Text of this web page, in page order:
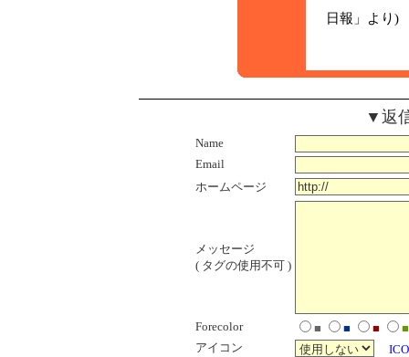
日報」より)
▼返
Name
Email
ホームページ
メッセージ
( タグの使用不可 )
Forecolor ■ ■ ■
■
アイコン